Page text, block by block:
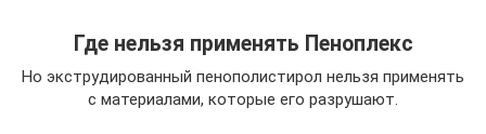
Где нельзя применять Пеноплекс
Но экструдированный пенополистирол нельзя применять
с материалами, которые его разрушают.